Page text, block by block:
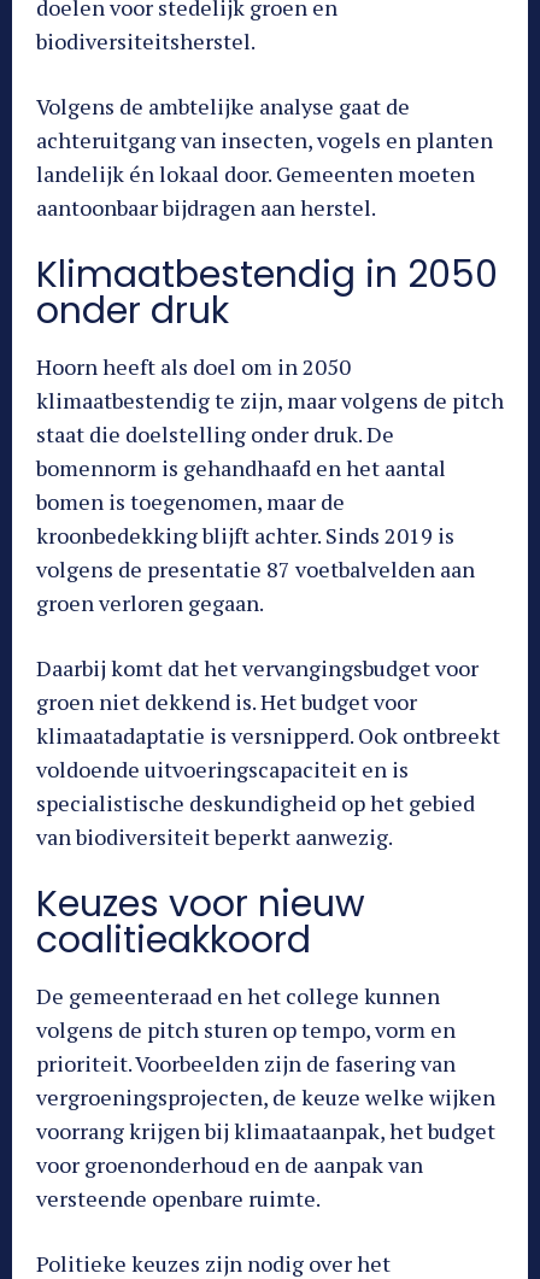
doelen voor stedelijk groen en
biodiversiteitsherstel.
Volgens de ambtelijke analyse gaat de
achteruitgang van insecten, vogels en planten
landelijk én lokaal door. Gemeenten moeten
aantoonbaar bijdragen aan herstel.
Klimaatbestendig in 2050
onder druk
Hoorn heeft als doel om in 2050
klimaatbestendig te zijn, maar volgens de pitch
staat die doelstelling onder druk. De
bomennorm is gehandhaafd en het aantal
bomen is toegenomen, maar de
kroonbedekking blijft achter. Sinds 2019 is
volgens de presentatie 87 voetbalvelden aan
groen verloren gegaan.
Daarbij komt dat het vervangingsbudget voor
groen niet dekkend is. Het budget voor
klimaatadaptatie is versnipperd. Ook ontbreekt
voldoende uitvoeringscapaciteit en is
specialistische deskundigheid op het gebied
van biodiversiteit beperkt aanwezig.
Keuzes voor nieuw
coalitieakkoord
De gemeenteraad en het college kunnen
volgens de pitch sturen op tempo, vorm en
prioriteit. Voorbeelden zijn de fasering van
vergroeningsprojecten, de keuze welke wijken
voorrang krijgen bij klimaataanpak, het budget
voor groenonderhoud en de aanpak van
versteende openbare ruimte.
Politieke keuzes zijn nodig over het